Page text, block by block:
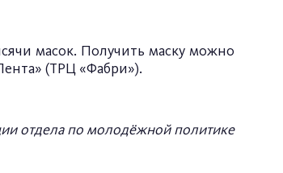
масок. Получить маску можно
(ТРЦ «Фабри»).
отдела по молодёжной политике